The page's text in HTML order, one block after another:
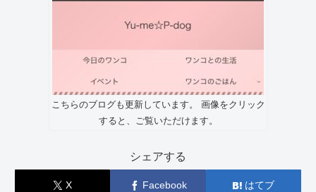
こちらのブログも更新しています。 画像をクリック
すると、ご覧いただけます。
シェアする
X Facebook はてブ